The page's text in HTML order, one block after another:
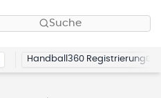
Suche
Handball360 Registrierung